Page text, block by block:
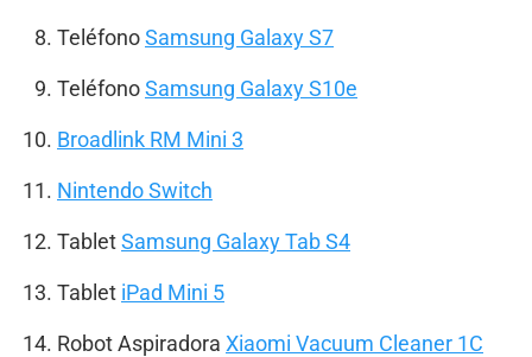
TeléfonoSamsung Galaxy S7
TeléfonoSamsung Galaxy S10e
Broadlink RM Mini 3
Nintendo Switch
TabletSamsung Galaxy Tab S4
Tablet iPad Mini 5
Robot Aspiradora Xiaomi Vacuum Cleaner 1C